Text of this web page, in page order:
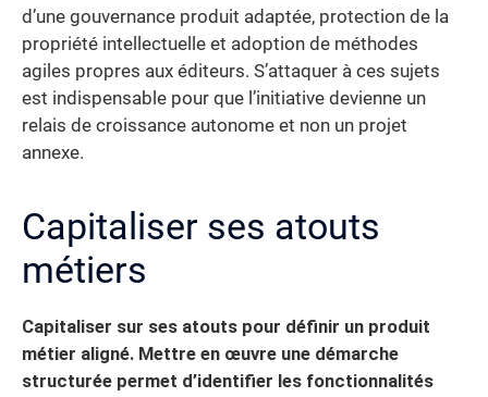
d’une gouvernance produit adaptée, protection de la
propriété intellectuelle et adoption de méthodes
agiles propres aux éditeurs. S’attaquer à ces sujets
est indispensable pour que l’initiative devienne un
relais de croissance autonome et non un projet
annexe.
Capitaliser ses atouts
métiers
Capitaliser sur ses atouts pour définir un produit
métier aligné. Mettre en œuvre une démarche
structurée permet d’identifier les fonctionnalités